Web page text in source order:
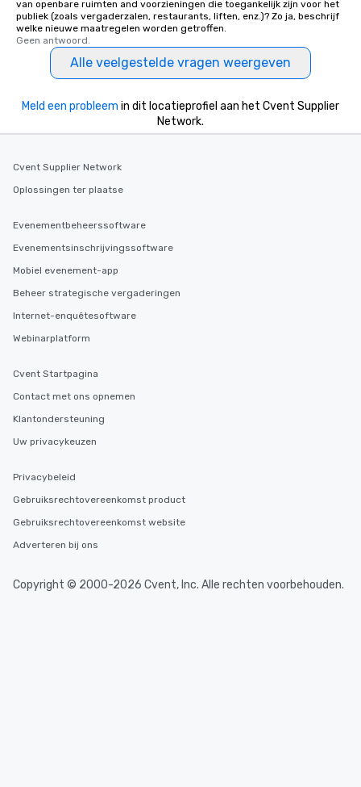
van openbare ruimten and voorzieningen die toegankelijk zijn voor het
publiek (zoals vergaderzalen, restaurants, liften, enz.)? Zo ja, beschrijf
welke nieuwe maatregelen worden getroffen.
Geen antwoord.
Alle veelgestelde vragen weergeven
Meld een probleem in dit locatieprofiel aan het Cvent Supplier
Network.
Cvent Supplier Network
Oplossingen ter plaatse
Evenementbeheerssoftware
Evenementsinschrijvingssoftware
Mobiel evenement-app
Beheer strategische vergaderingen
Internet-enquêtesoftware
Webinarplatform
Cvent Startpagina
Contact met ons opnemen
Klantondersteuning
Uw privacykeuzen
Privacybeleid
Gebruiksrechtovereenkomst product
Gebruiksrechtovereenkomst website
Adverteren bij ons
Copyright © 2000-2026 Cvent, Inc. Alle rechten voorbehouden.